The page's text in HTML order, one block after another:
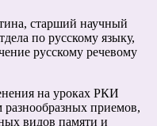
старший научный
по русскому языку,
русскому речевому
на уроках РКИ
разнообразных приемов,
видов памяти и